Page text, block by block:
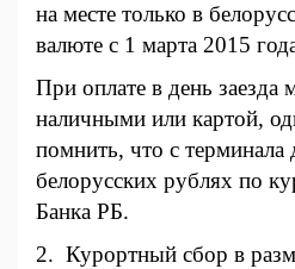
на месте только в
валюте с 1 марта 2015
При оплате в день заезда
наличными или картой,
помнить, что с терминала
белорусских рублях по ку
Банка РБ.
2. Курортный сбор в